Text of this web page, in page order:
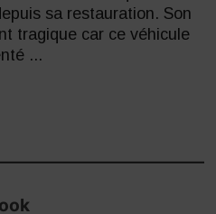
sa restauration. Son
tragique car ce véhicule
...